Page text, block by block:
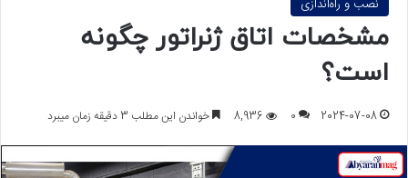
نصب و راه‌اندازی
مشخصات اتاق ژنراتور چگونه
است؟
2024-07-08
0
8,936 خواندن این مطلب 3 دقیقه زمان میبرد